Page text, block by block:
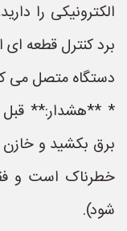
الکترونیکی را
برد کنترل قطعه ای
دستگاه متصل می
* **هشدار:** قبل از
برق بکشید و خازن
خطرناک است و
شود).